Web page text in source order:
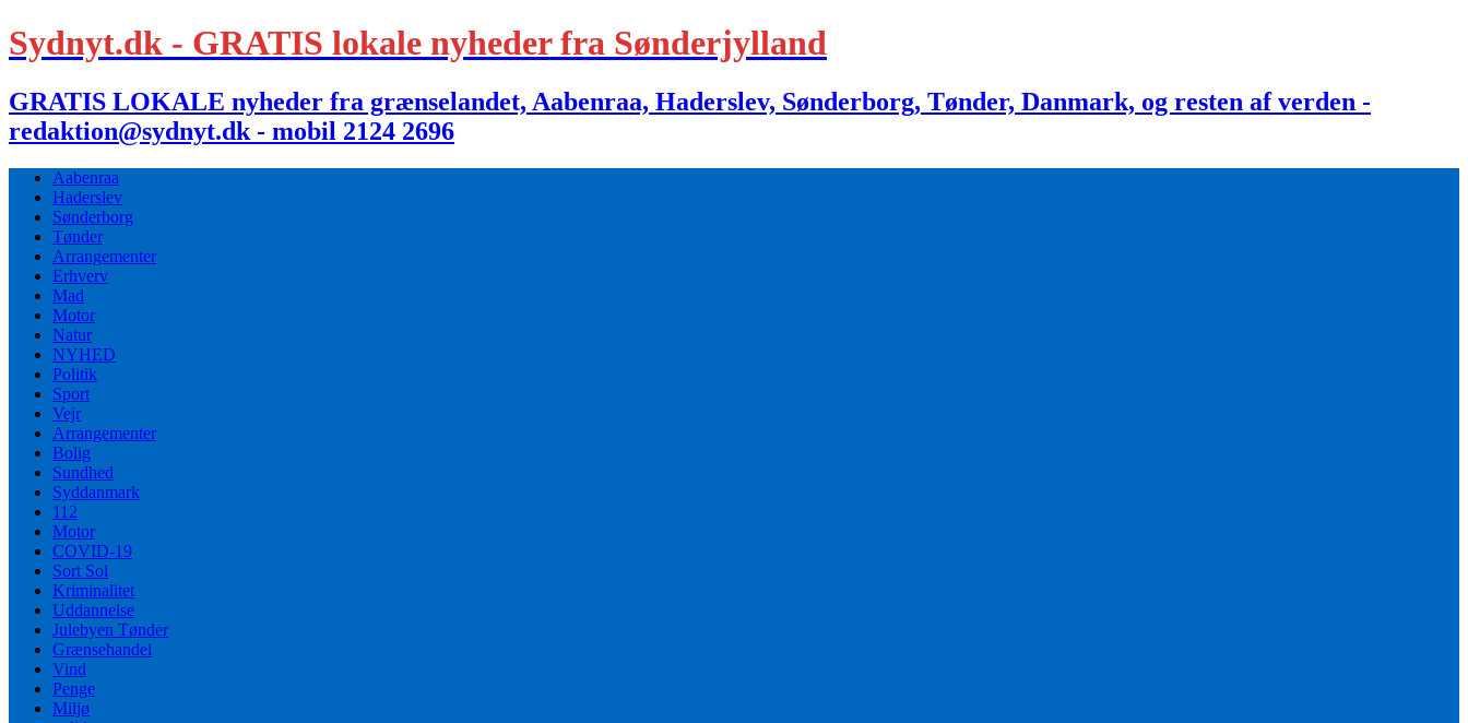
Sydnyt.dk - GRATIS lokale nyheder fra Sønderjylland
GRATIS LOKALE nyheder fra grænselandet, Aabenraa, Haderslev, Sønderborg, Tønder, Danmark, og resten af verden -
redaktion@sydnyt.dk - mobil 2124 2696
Aabenraa
Haderslev
Sønderborg
Tønder
Arrangementer
Erhverv
Mad
Motor
Natur
NYHED
Politik
Sport
Vejr
Arrangementer
Bolig
Sundhed
Syddanmark
112
Motor
COVID-19
Sort Sol
Kriminalitet
Uddannelse
Julebyen Tønder
Grænsehandel
Vind
Penge
Miljø